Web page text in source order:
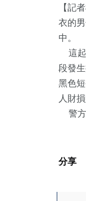
【記
衣的
中。
這起
段發
黑色
人財
警方
分享
+
兩岸佛教文化交